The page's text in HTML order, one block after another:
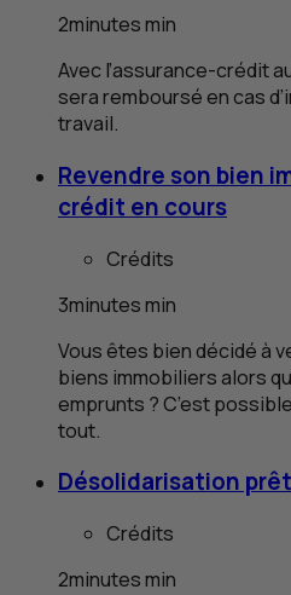
2minutesmin
Avec l’assurance-crédit
sera remboursé en cas
travail.
Revendre son bien
crédit en cours
Crédits
3minutesmin
Vous êtes bien décidé à
biens immobiliers alors
emprunts ? C’est
tout.
Désolidarisation
Crédits
2minutesmin